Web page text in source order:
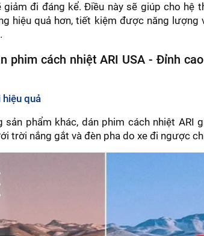
đi đáng kể. Điều này sẽ giúp cho hệ
hiệu quả hơn, tiết kiệm được năng lượng
phim cách nhiệt ARI USA - Đỉnh
hiệu quả
sản phẩm khác, dán phim cách nhiệt ARI
trời nắng gắt và đèn pha do xe đi ngược